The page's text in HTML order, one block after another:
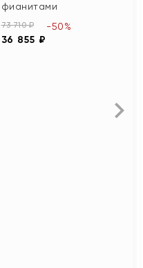
фианитами
73 710 ₽
36 855 ₽
-50%